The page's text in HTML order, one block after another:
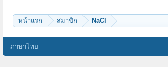
หน้าแรก สมาชิก NaCl
ภาษาไทย